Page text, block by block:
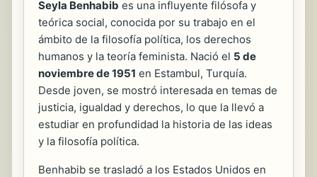
Seyla Benhabib es una influyente filósofa y
teórica social, conocida por su trabajo en el
ámbito de la filosofía política, los derechos
humanos y la teoría feminista. Nació el 5 de
noviembre de 1951 en Estambul, Turquía.
Desde joven, se mostró interesada en temas de
justicia, igualdad y derechos, lo que la llevó a
estudiar en profundidad la historia de las ideas
y la filosofía política.
Benhabib se trasladó a los Estados Unidos en